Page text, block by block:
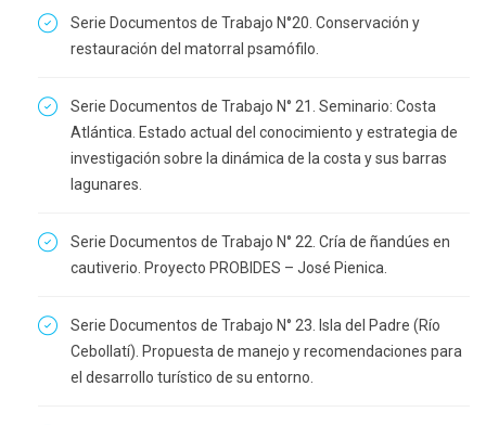
Serie Documentos de Trabajo N°20. Conservación y
restauración del matorral psamófilo.
Serie Documentos de Trabajo N° 21. Seminario: Costa
Atlántica. Estado actual del conocimiento y estrategia de
investigación sobre la dinámica de la costa y sus barras
lagunares.
Serie Documentos de Trabajo N° 22. Cría de ñandúes en
cautiverio. Proyecto PROBIDES – José Pienica.
Serie Documentos de Trabajo N° 23. Isla del Padre (Río
Cebollatí). Propuesta de manejo y recomendaciones para
el desarrollo turístico de su entorno.